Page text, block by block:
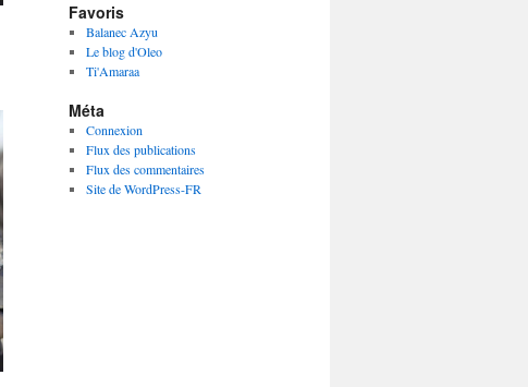
Favoris
Balanec Azyu
Le blog d'Oleo
Ti'Amaraa
Méta
Connexion
Flux des publications
Flux des commentaires
Site de WordPress-FR